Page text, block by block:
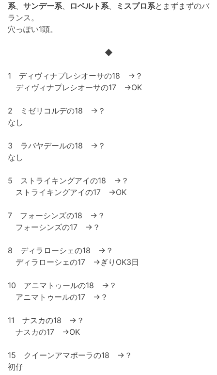
系
サンデー系 ロベルト系 ミスプロ系とまずまずのバ
ランス。
穴っぽい1頭。
◆
1 ディヴィナプレシオーサの18 →？
ディヴィナプレシオーサの17 →OK
2 ミゼリコルデの18 →？
なし
3 ラバヤデールの18 →？
なし
5 ストライキングアイの18 →？
ストライキングアイの17 →OK
7 フォーシンズの18 →？
フォーシンズの17 →？
8 ディラローシェの18 →？
ディラローシェの17 →ぎりOK3日
10 アニマトゥールの18 →？
アニマトゥールの17 →？
11 ナスカの18 →？
ナスカの17 →OK
15 クイーンアマポーラの18 →？
初仔